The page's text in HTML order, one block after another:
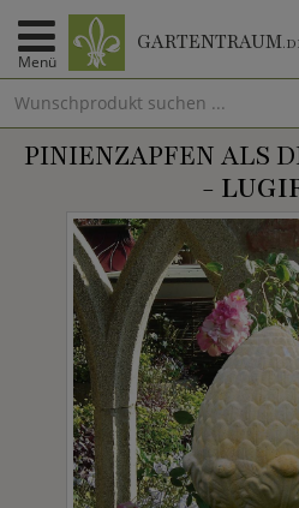
Menü
GARTENTRAUM
PINIENZAPFEN ALS
-